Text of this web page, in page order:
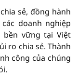
sẻ, đồng hành
doanh nghiệp
vững tại Việt
ro chia sẻ. Thành
công của chúng